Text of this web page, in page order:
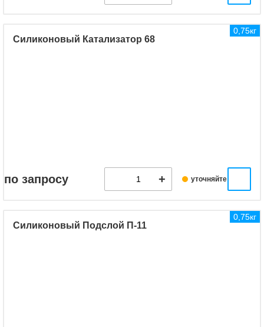
Силиконовый Катализатор 68
уточняйте
0,75кг
по запросу
Силиконовый Подслой П-11
0,75кг